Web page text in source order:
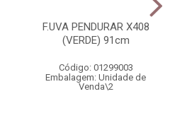
F.UVA PENDURAR X408
(VERDE) 91cm
Código: 01299003
Embalagem: Unidade de
Venda\2